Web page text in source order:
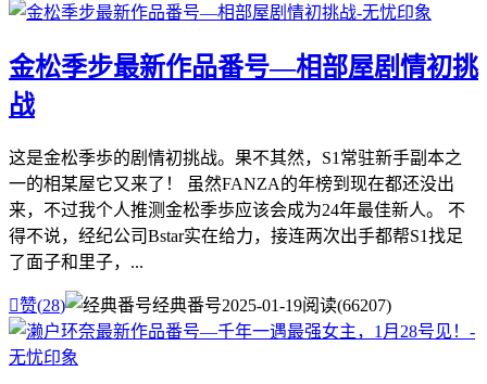
金松季步最新作品番号—相部屋剧情初挑
战
这是金松季歩的剧情初挑战。果不其然，S1常驻新手副本之
一的相某屋它又来了！ 虽然FANZA的年榜到现在都还没出
来，不过我个人推测金松季歩应该会成为24年最佳新人。 不
得不说，经纪公司Bstar实在给力，接连两次出手都帮S1找足
了面子和里子，...
赞(28) 经典番号2025-01-19阅读(66207)